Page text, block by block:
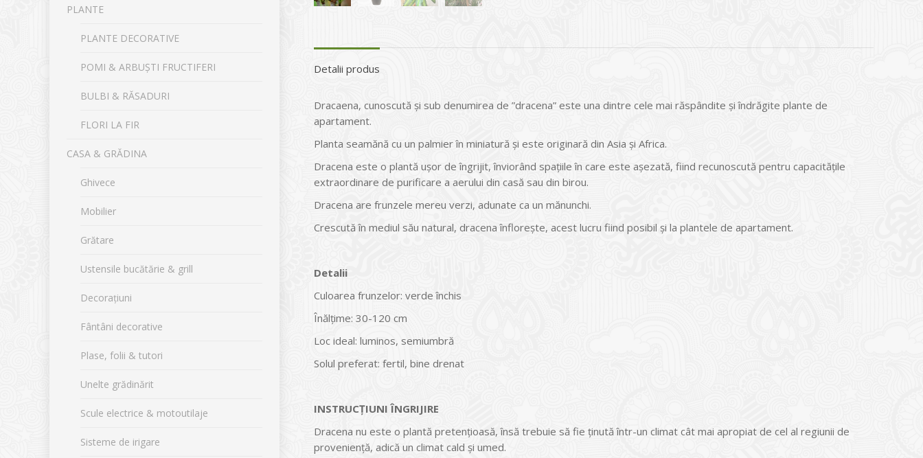
Detalii produs
Dracaena, cunoscută și sub denumirea de ”dracena” este una dintre cele mai răspândite și îndrăgite plante de
apartament.
Planta seamănă cu un palmier în miniatură și este originară din Asia și Africa.
Dracena este o plantă ușor de îngrijit, înviorând spațiile în care este așezată, fiind recunoscută pentru capacitățile
extraordinare de purificare a aerului din casă sau din birou.
Dracena are frunzele mereu verzi, adunate ca un mănunchi.
Crescută în mediul său natural, dracena înflorește, acest lucru fiind posibil și la plantele de apartament.
Detalii
Culoarea frunzelor: verde închis
Înălțime: 30-120 cm
Loc ideal: luminos, semiumbră
Solul preferat: fertil, bine drenat
INSTRUCŢIUNI ÎNGRIJIRE
Dracena nu este o plantă pretențioasă, însă trebuie să fie ținută într-un climat cât mai apropiat de cel al regiunii de
proveniență, adică un climat cald și umed.
PLANTE
PLANTE DECORATIVE
POMI & ARBUȘTI FRUCTIFERI
BULBI & RĂSADURI
FLORI LA FIR
CASA & GRĂDINA
Ghivece
Mobilier
Grătare
Ustensile bucătărie & grill
Decorațiuni
Fântâni decorative
Plase, folii & tutori
Unelte grădinărit
Scule electrice & motoutilaje
Sisteme de irigare